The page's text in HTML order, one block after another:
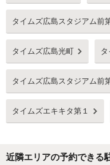
タイムズ広島スタジアム前
タイムズ広島光町
タイムズ広島スタジアム前
タイムズエキキタ第１
近隣エリアの予約できる